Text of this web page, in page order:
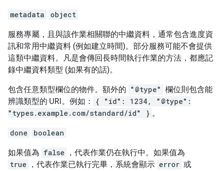
metadata object
服務專屬，且與該作業相關聯的中繼資料，通常包含進度資
訊和常用中繼資料 (例如建立時間)。部分服務可能不會提供
這類中繼資料。凡是會傳回長時間執行作業的方法，都應記
錄中繼資料類型 (如果有的話)。
包含任意類型欄位的物件。額外的 "@type" 欄位則包含能
辨識類型的 URI。例如：
{ "id": 1234, "@type":
"types.example.com/standard/id" } 。
done boolean
如果值為 false
，代表作業仍在執行中。如果值為
true
，代表作業已執行完畢，系統會顯示 error 或